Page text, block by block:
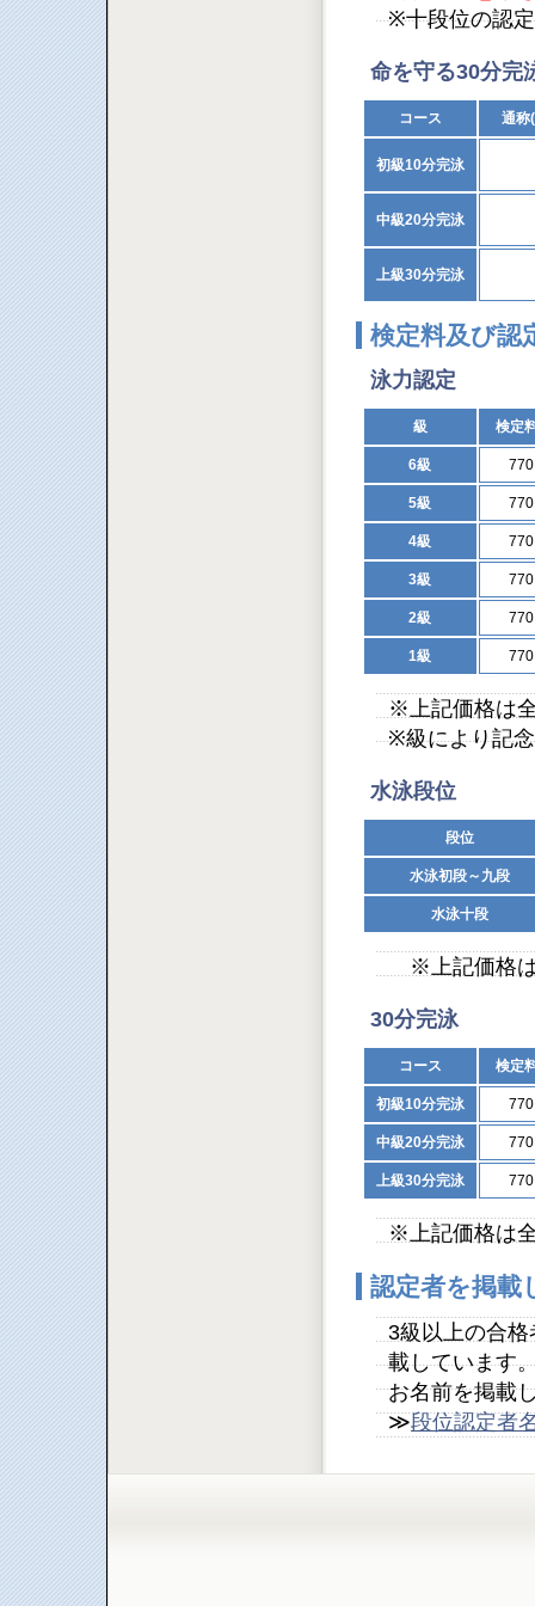
※十段位の認
命を守る30分完
コース 通称
初級10分完泳
中級20分完泳
上級30分完泳
検定料及び認
泳力認定
級 検定
6級
5級
4級
3級
2級
1級
※上記価格は
※級により記
水泳段位
段位
水泳初段～九段
水泳十段
※上記価格は
30分完泳
コース 検定
初級10分完泳
中級20分完泳
上級30分完泳
※上記価格は
認定者を掲載
3級以上の合
載しています
お名前を掲載
≫段位認定者